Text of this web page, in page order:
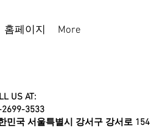
홈페이지 More
US AT:
3533
민국 서울특별시 강서구 강서로 154